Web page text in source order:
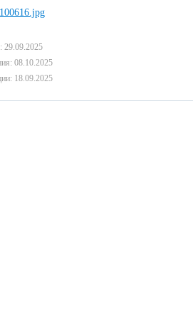
29.09.2025
08.10.2025
18.09.2025